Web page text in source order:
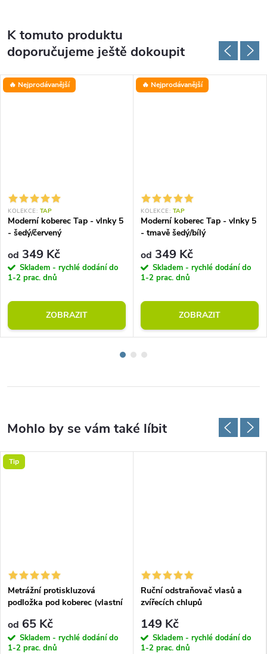
K tomuto produktu
doporučujeme ještě dokoupit
🔥 Nejprodávanější
KOLEKCE: TAP
Moderní koberec Tap - vlnky 5
- šedý/červený
od 349 Kč
Skladem - rychlé dodání do
1-2 prac. dnů
ZOBRAZIT
🔥 Nejprodávanější
KOLEKCE: TAP
Moderní koberec Tap - vlnky 5
- tmavě šedý/bílý
od 349 Kč
Skladem - rychlé dodání do
1-2 prac. dnů
ZOBRAZIT
Tip
Metrážní protiskluzová
podložka pod koberec (vlastní
od 65 Kč
Skladem - rychlé dodání do
1-2 prac. dnů
Ruční odstraňovač vlasů a
zvířecích chlupů
149 Kč
Skladem - rychlé dodání do
1-2 prac. dnů